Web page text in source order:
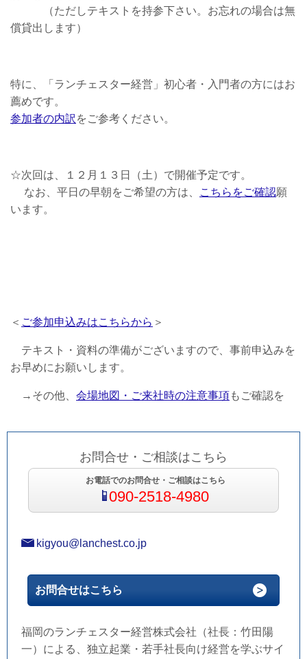
（ただしテキストを持参下さい。お忘れの場合は無
償貸出します）
特に、「ランチェスター経営」初心者・入門者の方にはお
薦めです。
参加者の内訳 をご参考ください。
☆次回は、１２月１３日（土）で開催予定です。
なお、平日の早朝をご希望の方は、
こちらをご確認願
います。
＜ ご参加申込みはこちらから ＞
テキスト・資料の準備がございますので、事前申込みを
お早めにお願いします。
→その他、 会場地図・ご来社時の注意事項もご確認を
お問合せ・ご相談はこちら
お電話でのお問合せ・ご相談はこちら
090-2518-4980
kigyou@lanchest.co.jp
お問合せはこちら
福岡のランチェスター経営株式会社（社長：竹田陽
一）による、独立起業・若手社長向け経営を学ぶサイ